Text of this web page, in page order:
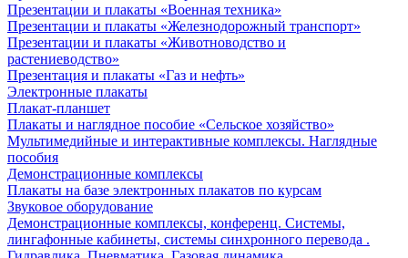
Презентации и плакаты «Военная техника»
Презентации и плакаты «Железнодорожный транспорт»
Презентации и плакаты «Животноводство и
растениеводство»
Презентация и плакаты «Газ и нефть»
Электронные плакаты
Плакат-планшет
Плакаты и наглядное пособие «Сельское хозяйство»
Мультимедийные и интерактивные комплексы. Наглядные
пособия
Демонстрационные комплексы
Плакаты на базе электронных плакатов по курсам
Звуковое оборудование
Демонстрационные комплексы, конференц. Системы,
лингафонные кабинеты, системы синхронного перевода .